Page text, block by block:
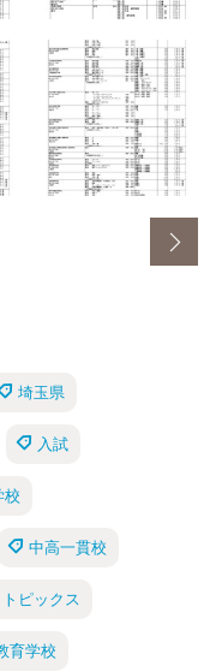
埼玉県
入試
校
中高一貫校
ピックス
育学校